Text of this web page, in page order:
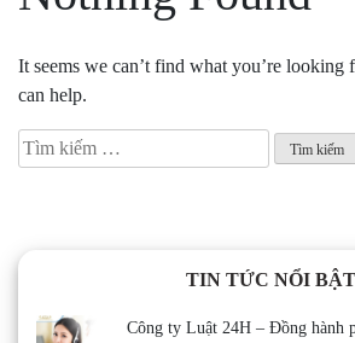
It seems we can’t find what you’re looking
can help.
Tìm
kiếm
TIN TỨC NỔI BẬT
Công ty Luật 24H – Đồng hành